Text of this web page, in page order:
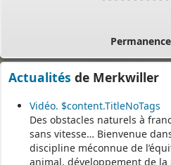
Le secrétariat est
Une permanence est assurée
Actualités de Merkwiller
Vidéo. $content.TitleNoTags
Des obstacles naturels à
sans vitesse… Bienvenue
discipline méconnue de
animal, développement de